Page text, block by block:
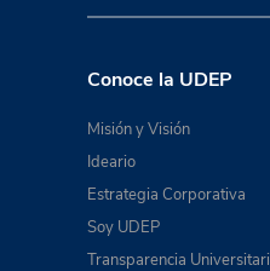
Conoce la UDEP
Misión y Visión
Ideario
Estrategia Corporativa
Soy UDEP
Transparencia